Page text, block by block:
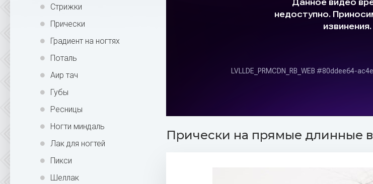
Стрижки
Прически
Градиент на ногтях
Поталь
Аир тач
Губы
Ресницы
Ногти миндаль
Лак для ногтей
Пикси
Шеллак
Прически на прямые длинные